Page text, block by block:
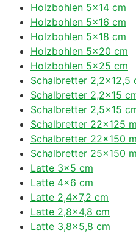
Holzbohlen 5×14 cm
Holzbohlen 5×16 cm
Holzbohlen 5×18 cm
Holzbohlen 5×20 cm
Holzbohlen 5×25 cm
Schalbretter 2,2×12,5
Schalbretter 2,2×15
Schalbretter 2,5×15
Schalbretter 22×125
Schalbretter 22×150
Schalbretter 25×150
Latte 3×5 cm
Latte 4×6 cm
Latte 2,4×7,2 cm
Latte 2,8×4,8 cm
Latte 3,8×5,8 cm